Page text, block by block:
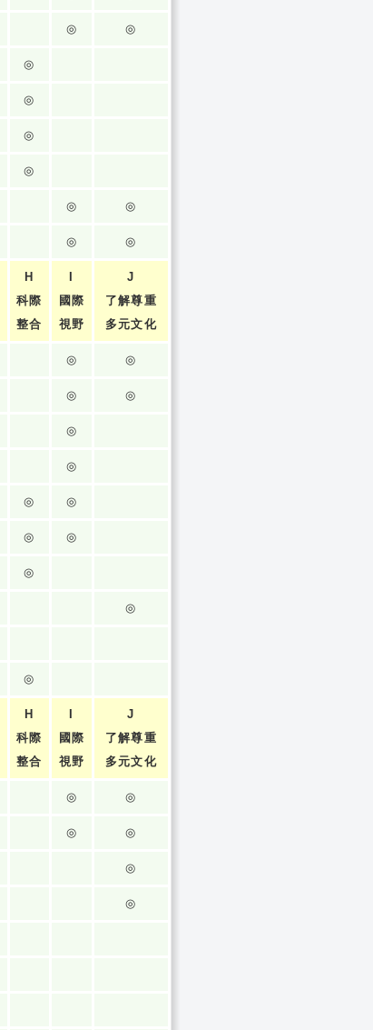
◎ ◎
◎
◎
◎
◎
◎ ◎
◎ ◎
H
科際
整合
國際
視野
J
了解尊重
多元文化
◎ ◎
◎ ◎
◎
◎
◎ ◎
◎ ◎
◎
◎
◎
H
科際
整合
國際
視野
J
了解尊重
多元文化
◎ ◎
◎ ◎
◎
◎